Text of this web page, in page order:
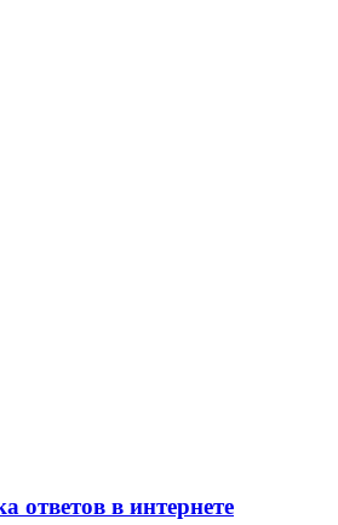
ответов в интернете